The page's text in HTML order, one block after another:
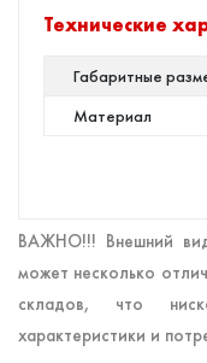
Технические
Габаритные
Материал
ВАЖНО!!! Внешний
может несколько
складов, что
характеристики и